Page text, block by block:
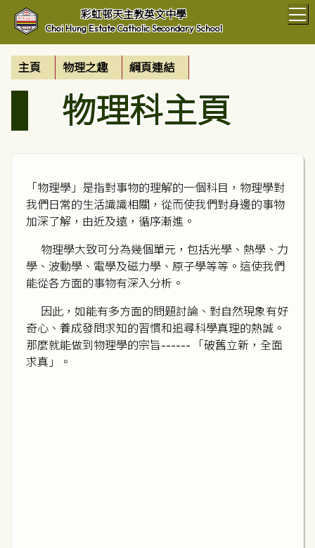
彩虹邨天主教英文中學
Choi Hung Estate Catholic Secondary School
主頁 物理之趣 綱頁連結
物理科主頁
「物理學」是指對事物的理解的一個科目，物理學對
我們日常的生活識識相關，從而使我們對身邊的事物
加深了解，由近及遠，循序漸進。
物理學大致可分為幾個單元，包括光學、熱學、力
學、波動學、電學及磁力學、原子學等等。這使我們
能從各方面的事物有深入分析。
因此，如能有多方面的問題討論、對自然現象有好
奇心、養成發問求知的習慣和追尋科學真理的熱誠。
那麼就能做到物理學的宗旨------ 「破舊立新，全面
求真」。